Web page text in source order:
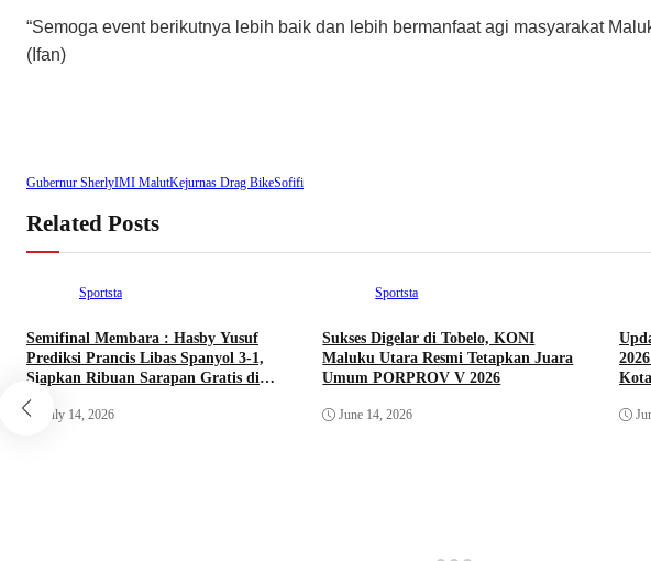
“Semoga event berikutnya lebih baik dan lebih bermanfaat agi masyarakat
(Ifan)
Gubernur SherlyIMI MalutKejurnas Drag BikeSofifi
Related Posts
Sportsta
Semifinal Membara : Hasby Yusuf
Prediksi Prancis Libas Spanyol 3-1,
Siapkan Ribuan Sarapan Gratis di
Nobar Benteng Orange
July 14, 2026
Sportsta
Sukses Digelar di Tobelo, KONI
Maluku Utara Resmi Tetapkan Juara
Umum PORPROV V 2026
June 14, 2026